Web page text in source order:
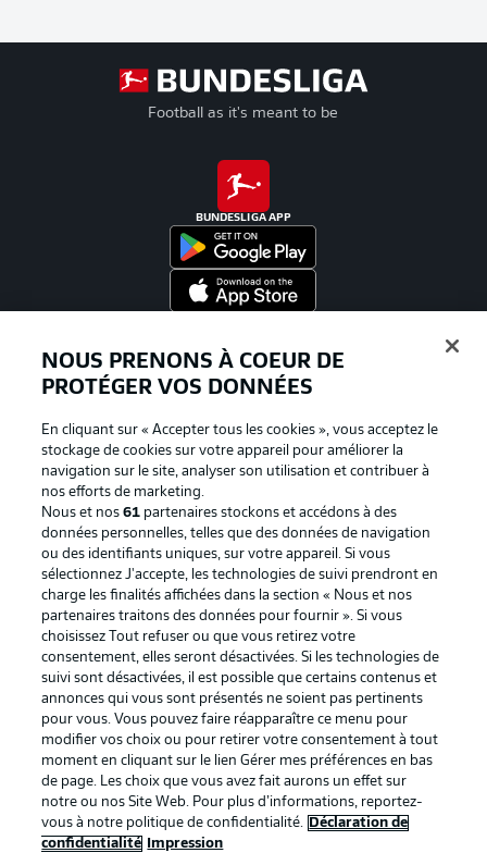
Football as it's meant to be
BUNDESLIGA APP
La publicité Conditions d’utilisation des
Mentions Légales Gérer mes préférences
Déclaration de
confidentialité
Diffuseurs
Travaux Contact
Impression Joueurs
NOUS PRENONS À COEUR DE
PROTÉGER VOS DONNÉES
En cliquant sur « Accepter tous les cookies », vous acceptez le
stockage de cookies sur votre appareil pour améliorer la
navigation sur le site, analyser son utilisation et contribuer à
nos efforts de marketing.
Nous et nos61 partenaires stockons et accédons à des
données personnelles, telles que des données de navigation
ou des identifiants uniques, sur votre appareil. Si vous
sélectionnez J'accepte, les technologies de suivi prendront en
charge les finalités affichées dans la section « Nous et nos
partenaires traitons des données pour fournir ». Si vous
choisissez Tout refuser ou que vous retirez votre
consentement, elles seront désactivées. Si les technologies de
suivi sont désactivées, il est possible que certains contenus et
annonces qui vous sont présentés ne soient pas pertinents
pour vous. Vous pouvez faire réapparaître ce menu pour
modifier vos choix ou pour retirer votre consentement à tout
moment en cliquant sur le lien Gérer mes préférences en bas
de page. Les choix que vous avez fait aurons un effet sur
notre ou nos Site Web. Pour plus d’informations, reportez-
vous à notre politique de confidentialité.
Déclaration de
confidentialité
Impression